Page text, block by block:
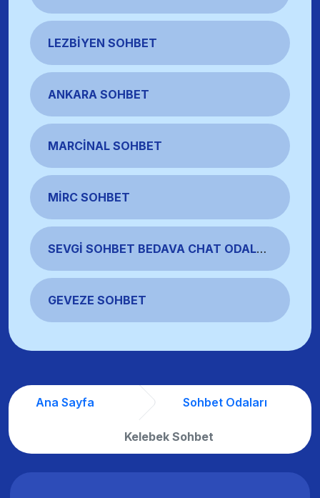
LEZBIYEN SOHBET
ANKARA SOHBET
MARCINAL SOHBET
MIRC SOHBET
SEVGI SOHBET BEDAVA CHAT ODALARI
GEVEZE SOHBET
Ana Sayfa Sohbet Odaları
Kelebek Sohbet